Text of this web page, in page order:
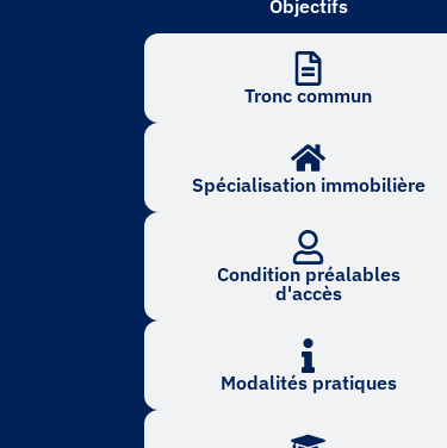
Objectifs
Tronc commun
Spécialisation immobilière
Condition préalables
d'accès
Modalités pratiques